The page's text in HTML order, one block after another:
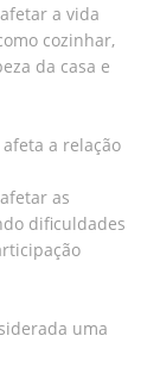
a vida
cozinhar,
da casa e
a relação
as
dificuldades
uma